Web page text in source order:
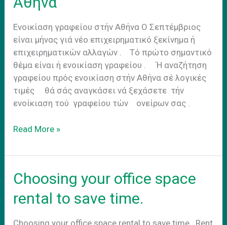
Ενοικίαση γραφείου στήν Αθήνα Ο Σεπτέμβριος
είναι μήνας γιά νέο επιχειρηματικό ξεκίνημα ή
επιχειρηματικών αλλαγών . Τό πρώτο σημαντικό
θέμα είναι ή ενοικίαση γραφείου . Ή αναζήτηση
γραφείου πρός ενοικίαση στήν Αθήνα σέ λογικές
τιμές θά σάς αναγκάσει νά ξεχάσετε τήν
ενοίκιαση τού γραφείου τών ονείρων σας .
Ενοικίαση
στήν
Read More »
Choosing your office space
rental to save time.